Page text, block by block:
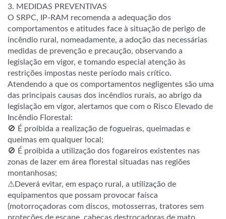
3. MEDIDAS PREVENTIVAS
O SRPC, IP-RAM recomenda a adequação dos
comportamentos e atitudes face à situação de perigo de
incêndio rural, nomeadamente, a adoção das necessárias
medidas de prevenção e precaução, observando a
legislação em vigor, e tomando especial atenção às
restrições impostas neste período mais crítico.
Atendendo a que os comportamentos negligentes são uma
das principais causas dos incêndios rurais, ao abrigo da
legislação em vigor, alertamos que com o Risco Elevado de
Incêndio Florestal:
🚫 É proibida a realização de fogueiras, queimadas e
queimas em qualquer local;
🚫 É proibida a utilização dos fogareiros existentes nas
zonas de lazer em área florestal situadas nas regiões
montanhosas;
⚠Deverá evitar, em espaço rural, a utilização de
equipamentos que possam provocar faísca
(motorroçadoras com discos, motosserras, tratores sem